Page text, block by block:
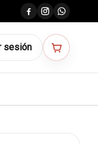
sesión